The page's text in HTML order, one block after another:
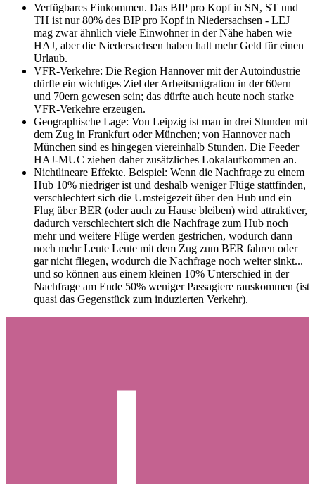
Verfügbares Einkommen. Das BIP pro Kopf in SN, ST und
TH ist nur 80% des BIP pro Kopf in Niedersachsen - LEJ
mag zwar ähnlich viele Einwohner in der Nähe haben wie
HAJ, aber die Niedersachsen haben halt mehr Geld für einen
Urlaub.
VFR-Verkehre: Die Region Hannover mit der Autoindustrie
dürfte ein wichtiges Ziel der Arbeitsmigration in der 60ern
und 70ern gewesen sein; das dürfte auch heute noch starke
VFR-Verkehre erzeugen.
Geographische Lage: Von Leipzig ist man in drei Stunden mit
dem Zug in Frankfurt oder München; von Hannover nach
München sind es hingegen viereinhalb Stunden. Die Feeder
HAJ-MUC ziehen daher zusätzliches Lokalaufkommen an.
Nichtlineare Effekte. Beispiel: Wenn die Nachfrage zu einem
Hub 10% niedriger ist und deshalb weniger Flüge stattfinden,
verschlechtert sich die Umsteigezeit über den Hub und ein
Flug über BER (oder auch zu Hause bleiben) wird attraktiver,
dadurch verschlechtert sich die Nachfrage zum Hub noch
mehr und weitere Flüge werden gestrichen, wodurch dann
noch mehr Leute Leute mit dem Zug zum BER fahren oder
gar nicht fliegen, wodurch die Nachfrage noch weiter sinkt...
und so können aus einem kleinen 10% Unterschied in der
Nachfrage am Ende 50% weniger Passagiere rauskommen (ist
quasi das Gegenstück zum induzierten Verkehr).